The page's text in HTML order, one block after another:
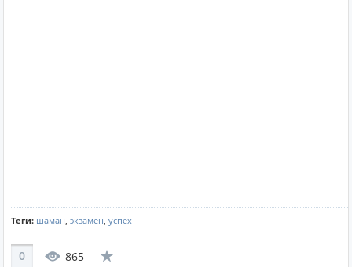
Теги: шаман экзамен успех
0 865